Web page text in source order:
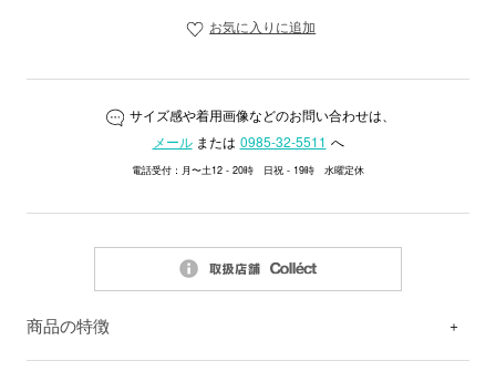
お気に入りに追加
サイズ感や着用画像などのお問い合わせは、
メールまたは 0985-32-5511 へ
電話受付：月〜土12 - 20時 日祝 - 19時 水曜定休
商品の特徴